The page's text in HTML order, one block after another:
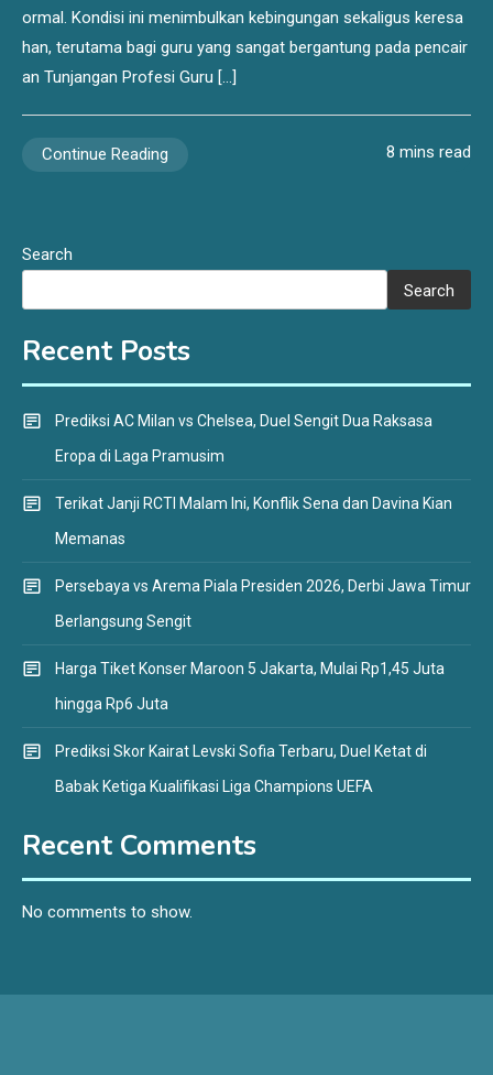
ormal. Kondisi ini menimbulkan kebingungan sekaligus keresa
han, terutama bagi guru yang sangat bergantung pada pencair
an Tunjangan Profesi Guru […]
Continue Reading 8 mins read
Search
Search
Recent Posts
Prediksi AC Milan vs Chelsea, Duel Sengit Dua Raksasa
Eropa di Laga Pramusim
Terikat Janji RCTI Malam Ini, Konflik Sena dan Davina Kian
Memanas
Persebaya vs Arema Piala Presiden 2026, Derbi Jawa Timur
Berlangsung Sengit
Harga Tiket Konser Maroon 5 Jakarta, Mulai Rp1,45 Juta
hingga Rp6 Juta
Prediksi Skor Kairat Levski Sofia Terbaru, Duel Ketat di
Babak Ketiga Kualifikasi Liga Champions UEFA
Recent Comments
No comments to show.